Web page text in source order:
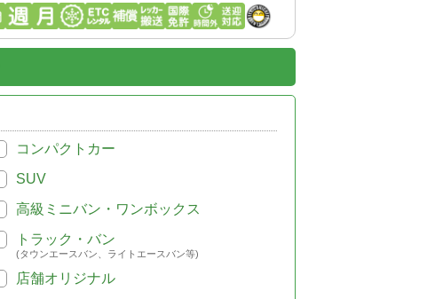
コンパクトカー
SUV
高級ミニバン・ワンボックス
トラック・バン
(タウンエースバン、ライトエースバン等)
店舗オリジナル